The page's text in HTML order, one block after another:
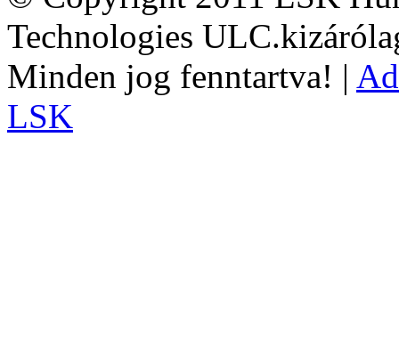
Technologies
Minden jog fenntartva! |
LSK